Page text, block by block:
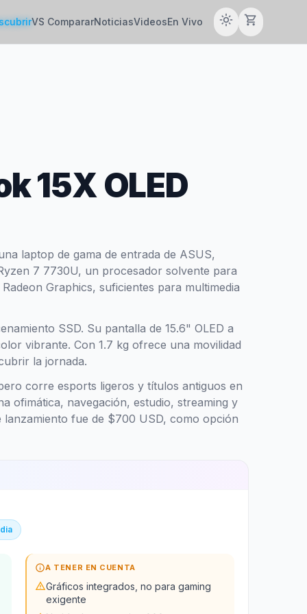
VS CompararNoticiasVideosEn Vivo light_mode shopping_cart
15X OLED
laptop de gama de entrada de ASUS,
7 7730U, un procesador solvente para
Graphics, suficientes para multimedia
SSD. Su pantalla de 15.6" OLED a
vibrante. Con 1.7 kg ofrece una movilidad
la jornada.
corre esports ligeros y títulos antiguos en
ofimática, navegación, estudio, streaming y
fue de $700 USD, como opción
infoA TENER EN CUENTA
warningGráficos integrados, no para gaming
exigente